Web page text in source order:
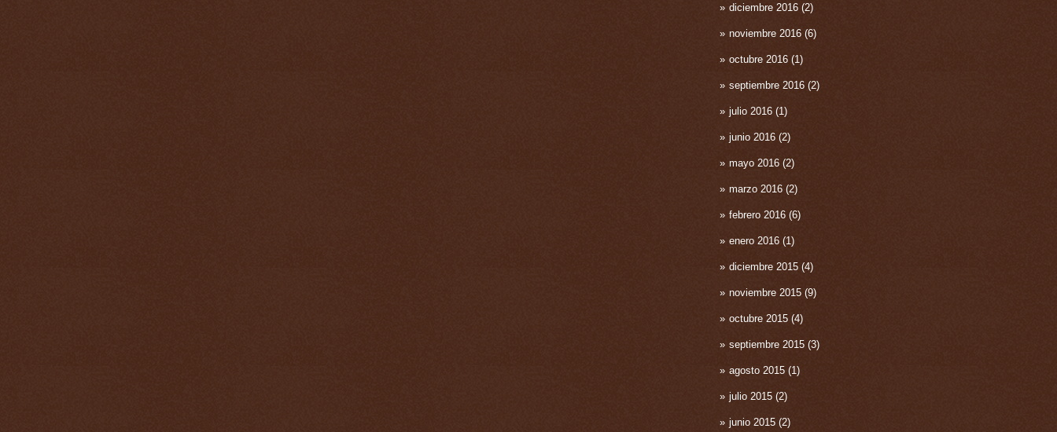
diciembre 2016 (2)
noviembre 2016 (6)
octubre 2016 (1)
septiembre 2016 (2)
julio 2016 (1)
junio 2016 (2)
mayo 2016 (2)
marzo 2016 (2)
febrero 2016 (6)
enero 2016 (1)
diciembre 2015 (4)
noviembre 2015 (9)
octubre 2015 (4)
septiembre 2015 (3)
agosto 2015 (1)
julio 2015 (2)
junio 2015 (2)